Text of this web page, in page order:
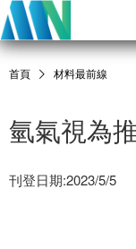
首頁 材料最前線
氫氣視為
刊登日期:2023/5/5